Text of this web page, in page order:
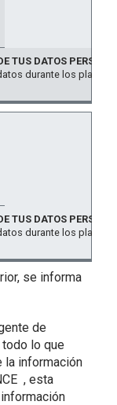
durante los plazos
durante los plazos
se informa
de
lo que
la información
, esta